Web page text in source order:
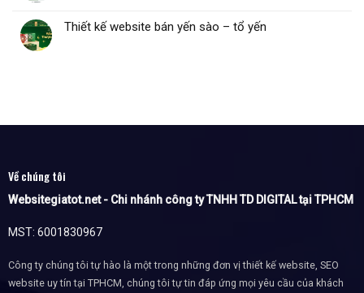
Thiết kế website bán yến sào – tổ yến
Về chúng tôi
Websitegiatot.net - Chi nhánh công ty TNHH TD DIGITAL tại TPHCM
MST: 6001830967
Công ty chúng tôi tự hào là một trong những đơn vị thiết kế website, SEO
website uy tín tại TPHCM, chúng tôi tự tin đáp ứng mọi yêu cầu của khách